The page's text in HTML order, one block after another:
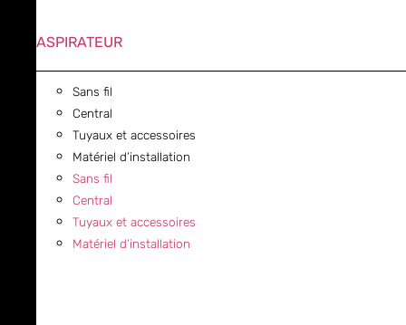
ASPIRATEUR
Sans fil
Central
Tuyaux et accessoires
Matériel d’installation
Sans fil
Central
Tuyaux et accessoires
Matériel d’installation